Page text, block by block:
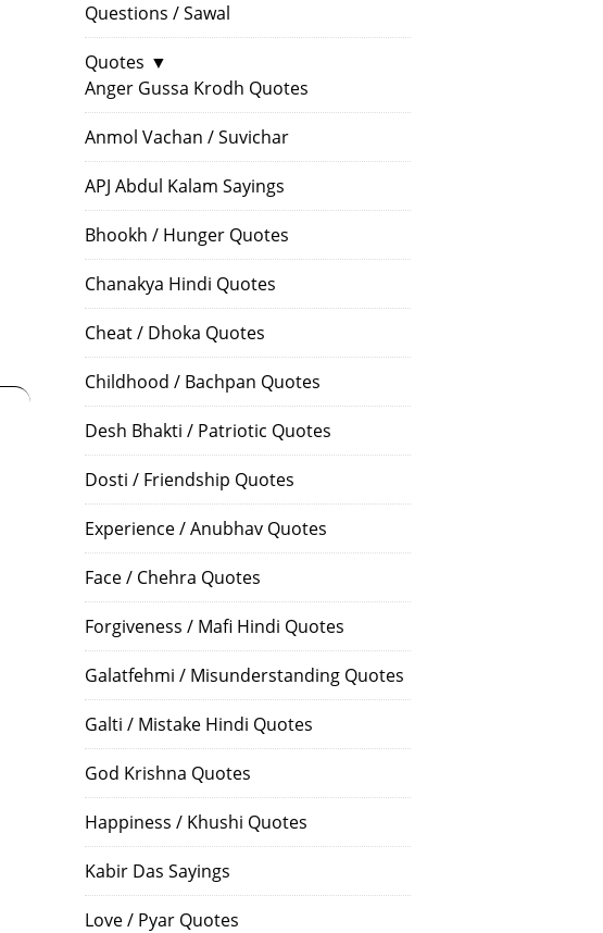
Questions / Sawal
Quotes ▼
Anger Gussa Krodh Quotes
Anmol Vachan / Suvichar
APJ Abdul Kalam Sayings
Bhookh / Hunger Quotes
Chanakya Hindi Quotes
Cheat / Dhoka Quotes
Childhood / Bachpan Quotes
Desh Bhakti / Patriotic Quotes
Dosti / Friendship Quotes
Experience / Anubhav Quotes
Face / Chehra Quotes
Forgiveness / Mafi Hindi Quotes
Galatfehmi / Misunderstanding Quotes
Galti / Mistake Hindi Quotes
God Krishna Quotes
Happiness / Khushi Quotes
Kabir Das Sayings
Love / Pyar Quotes